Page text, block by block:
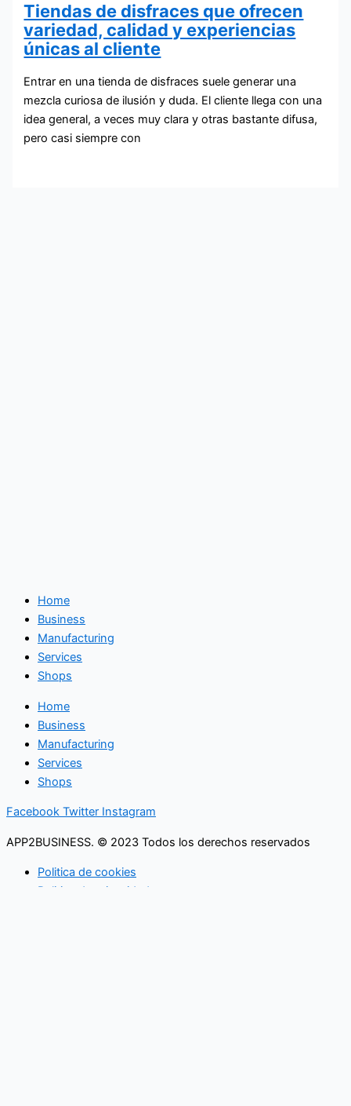
Tiendas de disfraces que ofrecen
variedad, calidad y experiencias
únicas al cliente
Entrar en una tienda de disfraces suele generar una
mezcla curiosa de ilusión y duda. El cliente llega con una
idea general, a veces muy clara y otras bastante difusa,
pero casi siempre con
Home
Business
Manufacturing
Services
Shops
Home
Business
Manufacturing
Services
Shops
Facebook Twitter Instagram
APP2BUSINESS. © 2023 Todos los derechos reservados
Politica de cookies
Politica de privacidad